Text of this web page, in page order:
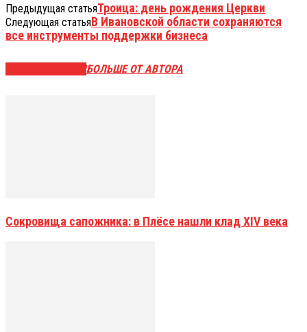
Предыдущая статьяТроица: день рождения Церкви
Следующая статьяВ Ивановской области сохраняются
все инструменты поддержки бизнеса
БОЛЬШЕ ОТ АВТОРА
Сокровища сапожника: в Плёсе нашли клад XIV века